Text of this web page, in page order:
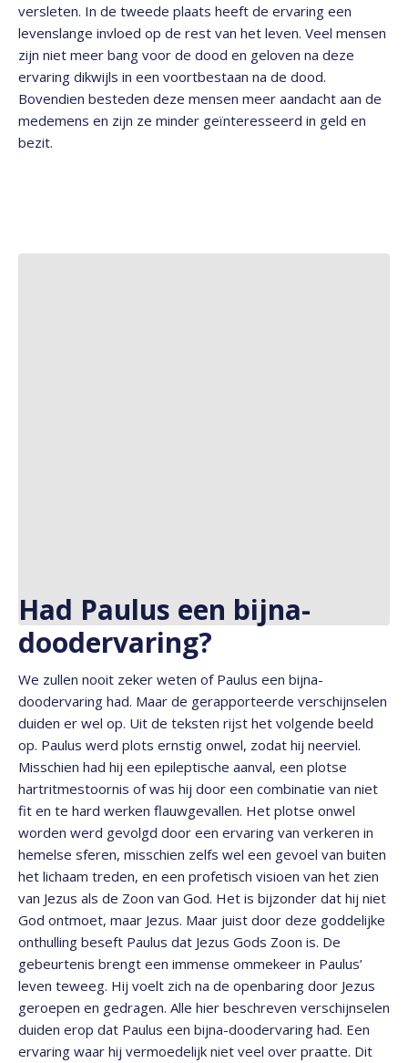
versleten. In de tweede plaats heeft de ervaring een
levenslange invloed op de rest van het leven. Veel mensen
zijn niet meer bang voor de dood en geloven na deze
ervaring dikwijls in een voortbestaan na de dood.
Bovendien besteden deze mensen meer aandacht aan de
medemens en zijn ze minder geïnteresseerd in geld en
bezit.
Had Paulus een bijna-
doodervaring?
We zullen nooit zeker weten of Paulus een bijna-
doodervaring had. Maar de gerapporteerde verschijnselen
duiden er wel op. Uit de teksten rijst het volgende beeld
op. Paulus werd plots ernstig onwel, zodat hij neerviel.
Misschien had hij een epileptische aanval, een plotse
hartritmestoornis of was hij door een combinatie van niet
fit en te hard werken flauwgevallen. Het plotse onwel
worden werd gevolgd door een ervaring van verkeren in
hemelse sferen, misschien zelfs wel een gevoel van buiten
het lichaam treden, en een profetisch visioen van het zien
van Jezus als de Zoon van God. Het is bijzonder dat hij niet
God ontmoet, maar Jezus. Maar juist door deze goddelijke
onthulling beseft Paulus dat Jezus Gods Zoon is. De
gebeurtenis brengt een immense ommekeer in Paulus’
leven teweeg. Hij voelt zich na de openbaring door Jezus
geroepen en gedragen. Alle hier beschreven verschijnselen
duiden erop dat Paulus een bijna-doodervaring had. Een
ervaring waar hij vermoedelijk niet veel over praatte. Dit